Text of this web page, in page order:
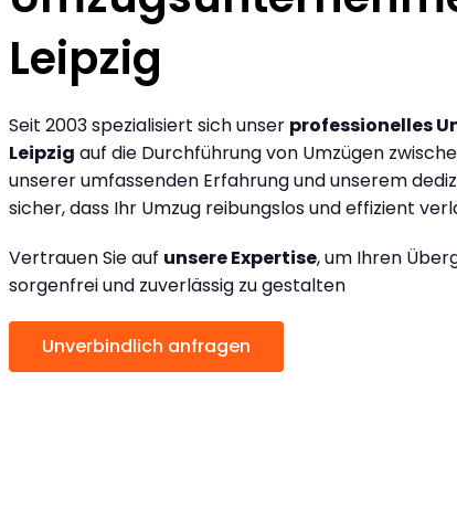
Leipzig
Seit 2003 spezialisiert sich unser professionelles
Leipzig auf die Durchführung von Umzügen
unserer umfassenden Erfahrung und unserem
sicher, dass Ihr Umzug reibungslos und effizient
Vertrauen Sie auf unsere Expertise, um Ihren
sorgenfrei und zuverlässig zu gestalten
Unverbindlich anfragen